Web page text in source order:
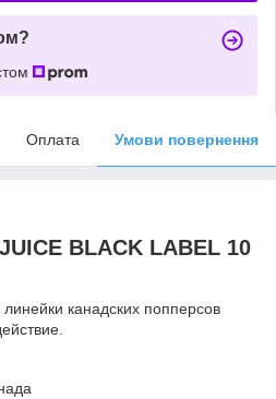
Оплата Умови повернення
BLACK LABEL 10
канадских попперсов